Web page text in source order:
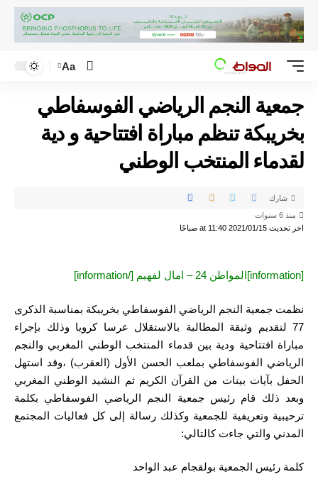
Aa
جمعية النجم الرياضي الفوسفاطي
بخريبكة تنظم مباراة افتتاحية و دية
لقدماء المنتخب الوطني
اخر تحديث 2021/01/15 at 11:40 صباحًا
منذ 6 سنوات
شارك
[information]المواطن 24 – امال لفهيم [/information]
نظمت جمعية النجم الرياضي الفوسفاطي بخريبكة بمناسبة الذكرى
77 لتقديم وثيقة المطالبة بالاستقلال عرسا كرويا وذلك بإجراء
مباراة افتتاحية ودية بين قدماء المنتخب الوطني المغربي والنجم
الرياضي الفوسفاطي بملعب الحسن الأول (العقرب) ،وقد استهل
الحفل بآيات بينات من القرآن الكريم ثم النشيد الوطني المغربي
وبعد ذلك قام رئيس جمعية النجم الرياضي الفوسفاطي بكلمة
ترحيبية وتعريفية للجمعية وكذلك رسالة إلى كل فعاليات المجتمع
المدني والتي جاءت كالتالي:
كلمة رئيس الجمعية بولقجام عبد الواحد